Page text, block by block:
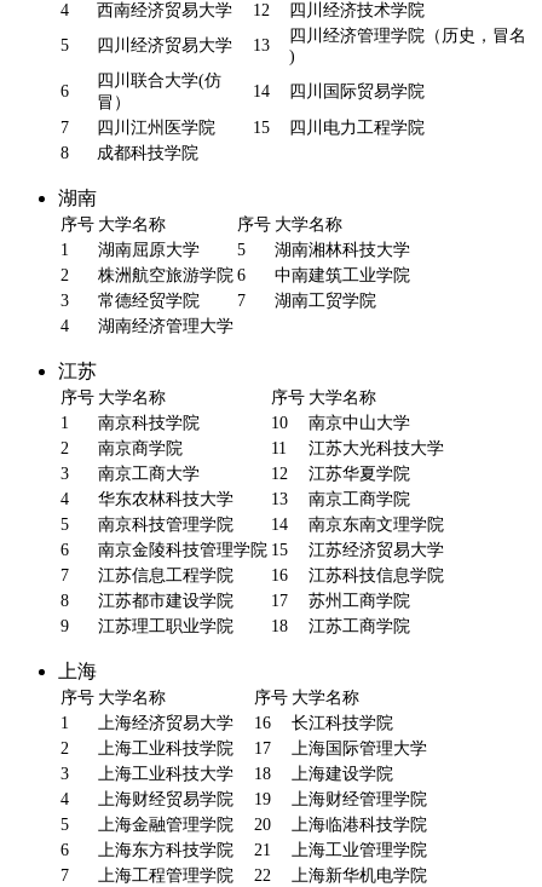
4
西南经济贸易大学 12
四川经济技术学院
5
四川经济贸易大学 13
四川经济管理学院（历史，冒名
)
6
四川联合大学(仿
冒）
14
四川国际贸易学院
7
四川江州医学院 15
四川电力工程学院
8
成都科技学院
湖南
序号 大学名称 序号 大学名称
1
湖南屈原大学 5
湖南湘林科技大学
2
株洲航空旅游学院 6
中南建筑工业学院
3
常德经贸学院 7
湖南工贸学院
4
湖南经济管理大学
江苏
序号 大学名称 序号 大学名称
1
南京科技学院 10
南京中山大学
2
南京商学院 11
江苏大光科技大学
3
南京工商大学 12
江苏华夏学院
4
华东农林科技大学 13
南京工商学院
5
南京科技管理学院 14
南京东南文理学院
6
南京金陵科技管理学院 15
江苏经济贸易大学
7
江苏信息工程学院 16
江苏科技信息学院
8
江苏都市建设学院 17
苏州工商学院
9
江苏理工职业学院 18 江苏工商学院
上海
序号 大学名称 序号 大学名称
1
上海经济贸易大学 16
长江科技学院
2
上海工业科技学院 17
上海国际管理大学
3
上海工业科技大学 18
上海建设学院
4
上海财经贸易学院 19
上海财经管理学院
5
上海金融管理学院 20
上海临港科技学院
6
上海东方科技学院 21
上海工业管理学院
7
上海工程管理学院 22
上海新华机电学院